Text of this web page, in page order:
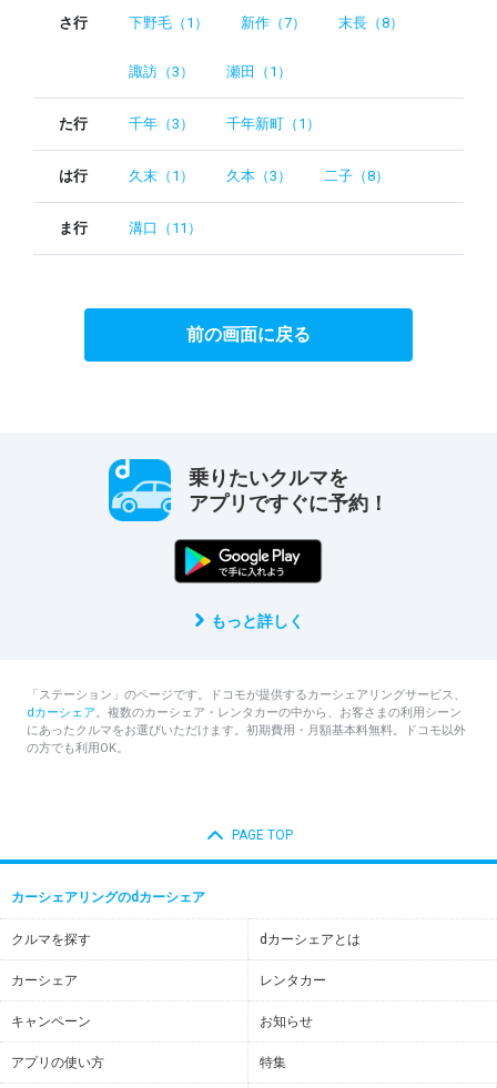
さ行 下野毛（1） 新作（7） 末長（8）
諏訪（3） 瀬田（1）
た行 千年（3） 千年新町（1）
は行 久末（1） 久本（3） 二子（8）
ま行 溝口（11）
前の画面に戻る
乗りたいクルマを
アプリですぐに予約！
もっと詳しく
「ステーション」のページです。ドコモが提供するカーシェアリングサービス、
dカーシェア。複数のカーシェア・レンタカーの中から、お客さまの利用シーン
にあったクルマをお選びいただけます。初期費用・月額基本料無料。ドコモ以外
の方でも利用OK。
PAGE TOP
カーシェアリングのdカーシェア
クルマを探す dカーシェアとは
カーシェア レンタカー
キャンペーン お知らせ
アプリの使い方 特集